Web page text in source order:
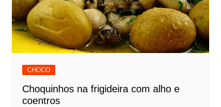
CHOCO
Choquinhos na frigideira com alho e
coentros